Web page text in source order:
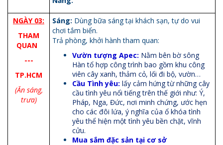
NGÀY 03:
THAM
QUAN
---
TP.HCM
(Ăn sáng,
trưa)
Sáng: Dùng bữa sáng tại khách sạn, tự do vui
chơi tắm biển.
Trả phòng, khởi hành tham quan:
Vườn tượng Apec: Nằm bên bờ sông
Hàn tổ hợp công trình bao gồm khu công
viên cây xanh, thảm cỏ, lối đi bộ, vườn…
Cầu Tình yêu: lấy cảm hứng từ những cây
cầu tình yêu nổi tiếng trên thế giới như: Ý,
Pháp, Nga, Đức, nơi minh chứng, ước hẹn
cho các đôi lứa, ý nghĩa của ổ khóa tình
yêu thể hiện một tình yêu bền chặt, vĩnh
cửu.
Mua sắm đặc sản tại cơ sở